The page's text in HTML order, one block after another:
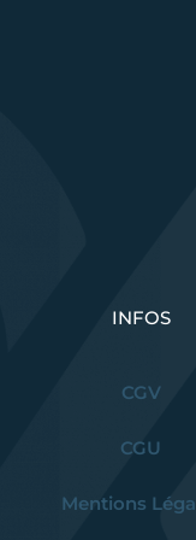
INFOS
CGV
CGU
Mentions